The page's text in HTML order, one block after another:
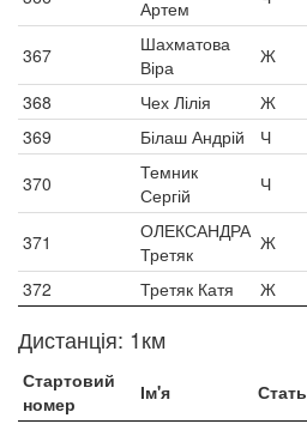
Артем
367
Шахматова
Віра
Ж
368
Чех Лілія Ж
369
Білаш Андрій Ч
370
Темник
Сергій
Ч
371
ОЛЕКСАНДРА
Третяк
Ж
372
Третяк Катя Ж
Дистанція: 1км
Стартовий
номер
Ім'я Стать